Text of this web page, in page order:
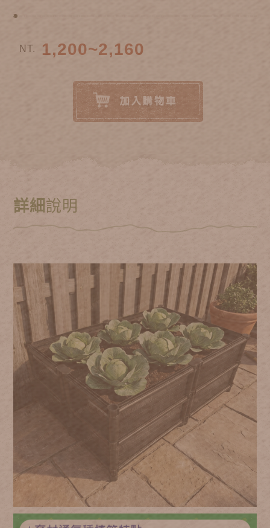
NT. 1,200~2,160
詳細說明